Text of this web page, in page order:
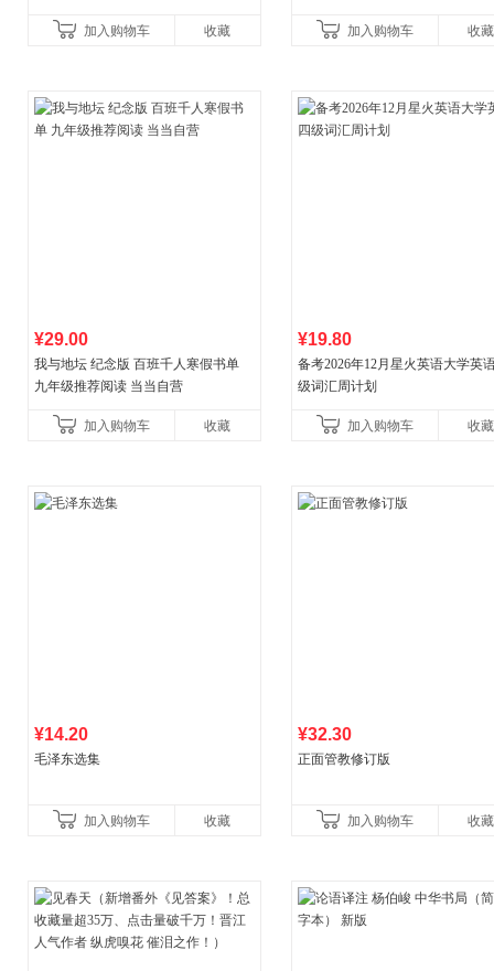
加入购物车 收藏
加入购物车
收藏
¥29.00
我与地坛 纪念版 百班千人寒假书单
九年级推荐阅读 当当自营
加入购物车 收藏
¥19.80
备考2026年12月星火英语大学英
级词汇周计划
加入购物车 收藏
¥14.20
毛泽东选集
加入购物车 收藏
¥32.30
正面管教修订版
加入购物车 收藏